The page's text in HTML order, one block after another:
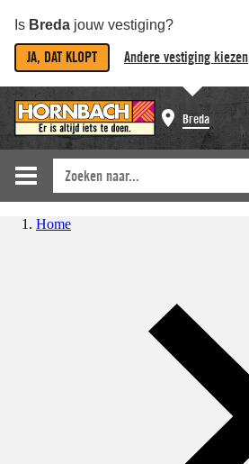
Is Breda jouw vestiging?
JA, DAT KLOPT Andere vestiging kiezen
Breda
Home